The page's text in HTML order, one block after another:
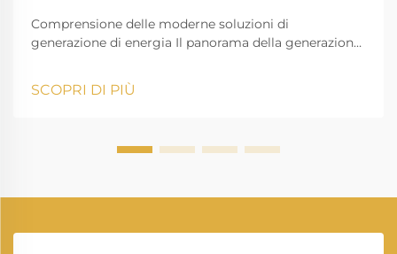
Comprensione delle moderne soluzioni di
generazione di energia Il panorama della generazione
notevolmente evoluto negli ultimi anni. Con
l'aumento della dipendenza dai dispositivi elettrici,
SCOPRI DI PIÙ